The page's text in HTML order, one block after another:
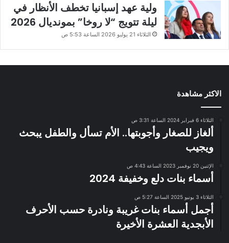
ولية عهد إسبانيا تخطف الأنظار في
ليلة تتويج “لا روخا” بمونديال 2026
الثلاثاء 21 يوليو 2026 الساعة 5:53 ص
الاكثر مشاهدة
الثلاثاء 6 فبراير 2024 الساعة 3:31 ص
ألغاز للصغار وأجوبتها.. الأم تسأل والطفل يبحث
ويجيب
الإثنين 20 نوفمبر 2023 الساعة 4:43 ص
أسماء بنات دلع وخفيفة 2024
الثلاثاء 3 يونيو 2025 الساعة 5:27 ص
أجمل أسماء بنات غريبة ونادرة حسب الأحرف
الأبجدية العشرة الأخيرة